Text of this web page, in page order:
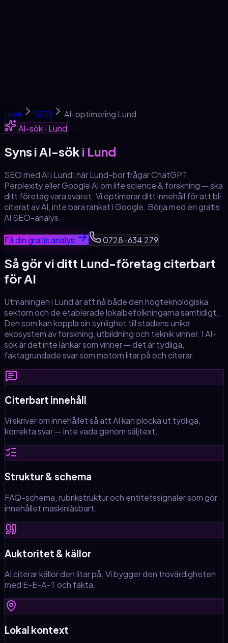
Hem SEO AI-optimering Lund
AI-sök · Lund
Syns i AI-sök i Lund
SEO med AIi Lund: närLund-bor frågar ChatGPT,
Perplexity eller Google AI omlife science & forskning — ska
ditt företag vara svaret. Vi optimerar ditt innehåll för att bli
citerat av AI, inte bara rankat i Google. Börja med en gratis
AI SEO-analys.
Få din gratis analys 0728-634 279
Så gör vi ditt Lund-företag citerbart
för AI
Utmaningen i Lund är att nå både den högteknologiska
sektorn och de etablerade lokalbefolkningarna samtidigt.
Den som kan koppla sin synlighet till stadens unika
ekosystem av forskning, utbildning och teknik vinner. I AI-
sök är det inte länkar som vinner — det är tydliga,
faktagrundade svar som motorn litar på och citerar.
Citerbart innehåll
Vi skriver om innehållet så att AI kan plocka ut tydliga,
korrekta svar — inte vada genom säljtext.
Struktur & schema
FAQ-schema, rubrikstruktur och entitetssignaler som gör
innehållet maskinläsbart.
Auktoritet & källor
AI citerar källor den litar på. Vi bygger den trovärdigheten
med E-E-A-T och fakta.
Lokal kontext